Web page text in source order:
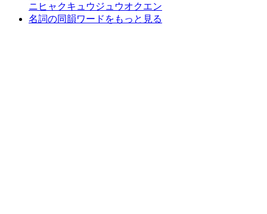
ニヒャクキュウジュウオクエン
名詞の同韻ワードをもっと見る